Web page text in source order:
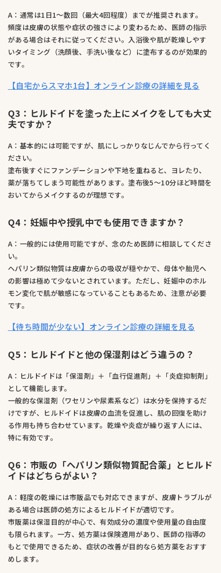
A：通常は1日1〜数回（最大4回程度）までが推奨されます。
頻度は皮膚の状態や症状の強さにより変わるため、医師の指示
がある場合はそれに従ってください。入浴後や肌が乾燥しやす
いタイミング（洗顔後、手洗い後など）に塗布するのが効果的
です。
【自宅からスマホ1台】オンライン診療の詳細を見る
Q3：ヒルドイドを塗った上にメイクをしても大丈
夫ですか？
A：基本的には可能ですが、肌にしっかりなじんでから行ってく
ださい。
塗布後すぐにファンデーションや下地を重ねると、ヨレたり、
薬が落ちてしまう可能性があります。塗布後5〜10分ほど時間を
おいてからメイクするのが理想です。
Q4：妊娠中や授乳中でも使用できますか？
A：一般的には使用可能ですが、念のため医師に相談してくださ
い。
ヘパリン類似物質は皮膚からの吸収が穏やかで、母体や胎児へ
の影響は極めて少ないとされています。ただし、妊娠中のホル
モン変化で肌が敏感になっていることもあるため、注意が必要
です。
【待ち時間が少ない】オンライン診療の詳細を見る
Q5：ヒルドイドと他の保湿剤はどう違うの？
A：ヒルドイドは「保湿剤」＋「血行促進剤」＋「炎症抑制剤」
として機能します。
一般的な保湿剤（ワセリンや尿素系など）は水分を保持するだ
けですが、ヒルドイドは皮膚の血流を促進し、肌の回復を助け
る作用も持ち合わせています。乾燥や炎症が繰り返す人には、
特に有効です。
Q6：市販の「ヘパリン類似物質配合薬」とヒルド
イドはどちらがよい？
A：軽度の乾燥には市販品でも対応できますが、皮膚トラブルが
ある場合は医師の処方によるヒルドイドが適切です。
市販薬は保湿目的が中心で、有効成分の濃度や使用量の自由度
も限られます。一方、処方薬は保険適用があり、医師の指導の
もとで使用できるため、症状の改善が目的なら処方薬をおすす
めします。